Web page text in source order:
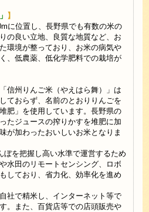
】
に位置し、長野県でも有数の米の
の良い立地、良質な地質など、お
環境が整っており、お米の病気や
、低農薬、低化学肥料での栽培が
信州りんご米（やえはら舞）」は
ておらず、名前のとおりりんごを
肥」を使用しています。長野県の
たジュースの搾りかすを堆肥に加
が加わったおいしいお米となりま
ぼを把握し高い水準で運営するため
水田のリモートセンシング、ロボ
しており、省力化、効率化を進め
社で精米し、インターネット等で
。また、百貨店等での店頭販売や